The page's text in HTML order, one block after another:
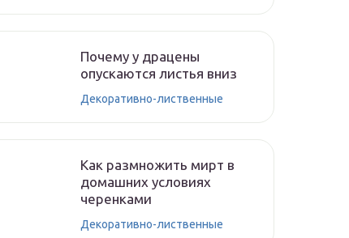
Почему у драцены
опускаются листья вниз
Декоративно-лиственные
Как размножить мирт в
домашних условиях
черенками
Декоративно-лиственные